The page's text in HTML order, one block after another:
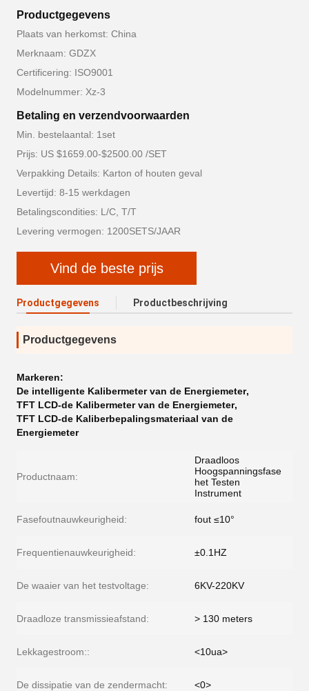
Productgegevens
Plaats van herkomst: China
Merknaam: GDZX
Certificering: ISO9001
Modelnummer: Xz-3
Betaling en verzendvoorwaarden
Min. bestelaantal: 1set
Prijs: US $1659.00-$2500.00 /SET
Verpakking Details: Karton of houten geval
Levertijd: 8-15 werkdagen
Betalingscondities: L/C, T/T
Levering vermogen: 1200SETS/JAAR
Vind de beste prijs
Productgegevens Productbeschrijving
Productgegevens
Markeren:
De intelligente Kalibermeter van de Energiemeter,
TFT LCD-de Kalibermeter van de Energiemeter,
TFT LCD-de Kaliberbepalingsmateriaal van de
Energiemeter
Productnaam:
Draadloos
Hoogspanningsfase
het Testen
Instrument
Fasefoutnauwkeurigheid: fout ≤10°
Frequentienauwkeurigheid: ±0.1HZ
De waaier van het testvoltage: 6KV-220KV
Draadloze transmissieafstand: > 130 meters
Lekkagestroom:: <10ua>
De dissipatie van de zendermacht: <0>